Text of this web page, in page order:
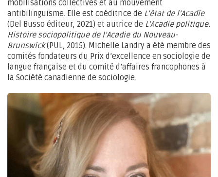
mobilisations collectives et au mouvement
antibilinguisme. Elle est coéditrice de L’état de l’Acadie
(Del Busso éditeur, 2021) et autrice de L’Acadie politique.
Histoire sociopolitique de l’Acadie du Nouveau-
Brunswick(PUL, 2015). Michelle Landry a été membre des
comités fondateurs du Prix d’excellence en sociologie de
langue française et du comité d’affaires francophones à
la Société canadienne de sociologie.